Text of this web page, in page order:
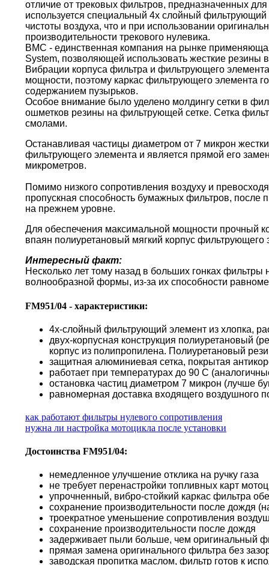
отличие от трековых фильтров, предназначенных
используется специальный 4х слойный
чистоты воздуха, что и при использовании
производительности трекового нулевика.
BMC - единственная компания на рынке
System, позволяющей использовать жесткие резины
Вибрации корпуса фильтра и фильтрующего
мощности, поэтому каркас фильтрующего элемента
содержанием пузырьков.
Особое внимание было уделено молдингу сетки в
ошметков резины на фильтрующей сетке. Сетка
смолами.
Останавливая частицы диаметром от 7 микрон
фильтрующего элемента и является прямой его
микрометров.
Помимо низкого сопротивления воздуху и
пропускная способность бумажных фильтров, после
на прежнем уровне.
Для обеспечения максимальной мощности прочный
впаян полиуретановый мягкий корпус
Интересный факт:
Несколько лет тому назад в больших гонках
волнообразной формы, из-за их способности
FM951/04 - характеристики:
4х-слойный фильтрующий элемент из хлопка,
двух-корпусная конструкция полиуретановый
корпус из полипропилена. Полиуретановый
защитная алюминиевая сетка, покрытая
работает при температурах до 90 С
остановка частиц диаметром 7 микрон (лучше
равномерная доставка входящего воздушного
как работают фильтры нулевого сопротивления
нужна ли настройка мотоцикла после установки
Достоинства FM951/04:
немедленное улучшение отклика на ручку газа
не требует перенастройки топливных карт
упрочненный, вибро-стойкий каркас фильтра
сохранение производительности после дождя
троекратное уменьшение сопротивления
сохранение производительности после дождя
задерживает пыли больше, чем оригинальный
прямая замена оригинального фильтра без
заводская пропитка маслом, фильтр готов к